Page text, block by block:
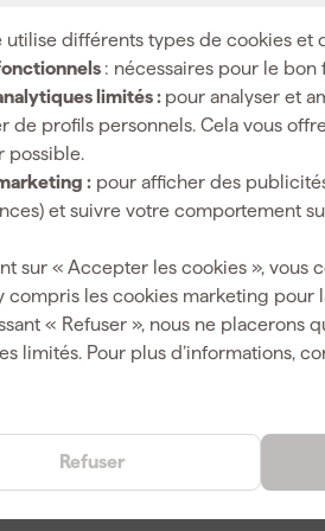
utilise différents types de cookies et
: nécessaires pour le
limités : pour analyser et
de profils personnels. Cela vous
possible.
: pour afficher des
et suivre votre comportement
sur « Accepter les cookies », vous
compris les cookies marketing pour
« Refuser », nous ne placerons
limités. Pour plus d’informations,
Refuser
et une arête de fond rendent
le contreplaqué, les composites et
une finition constamment